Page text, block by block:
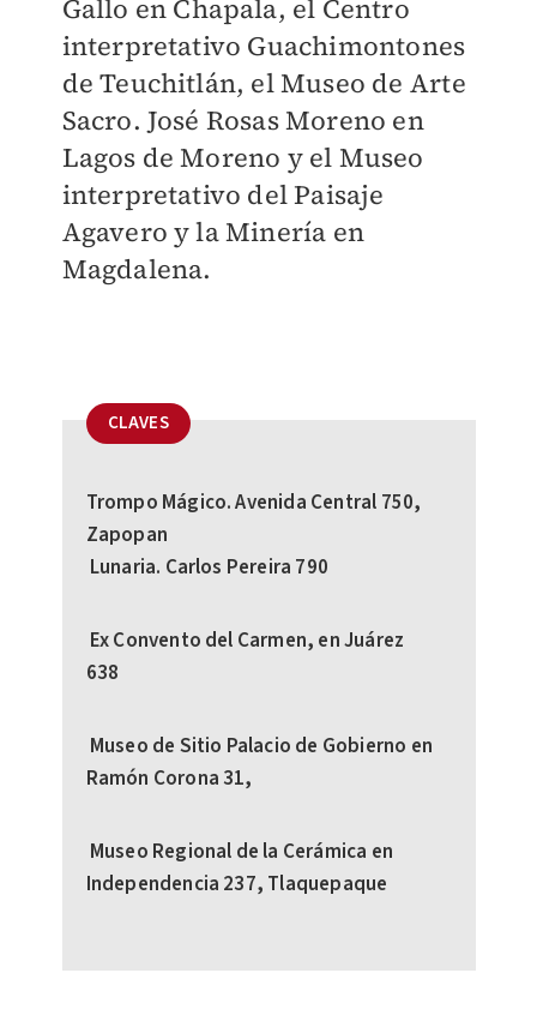
Gallo en Chapala, el Centro
interpretativo Guachimontones
de Teuchitlán, el Museo de Arte
Sacro. José Rosas Moreno en
Lagos de Moreno y el Museo
interpretativo del Paisaje
Agavero y la Minería en
Magdalena.
CLAVES
Trompo Mágico. Avenida Central 750,
Zapopan
Lunaria. Carlos Pereira 790
Ex Convento del Carmen, en Juárez
638
Museo de Sitio Palacio de Gobierno en
Ramón Corona 31,
Museo Regional de la Cerámica en
Independencia 237, Tlaquepaque